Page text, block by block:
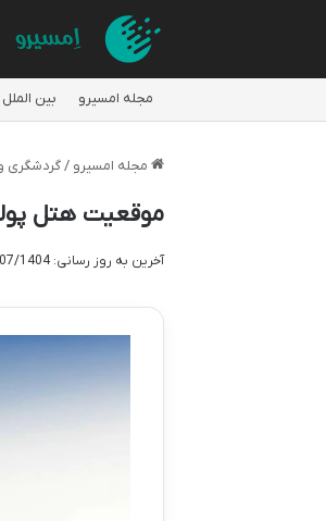
مجله امسیرو بین الملل
مجله امسیرو / گردشگری
موقعیت هتل
آخرین به روز رسانی: 03/07/1404